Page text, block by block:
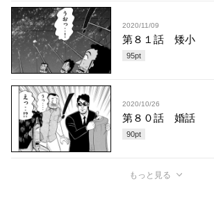
2020/11/09
第８１話 矮小
95pt
2020/10/26
第８０話 婚話
90pt
もっと見る